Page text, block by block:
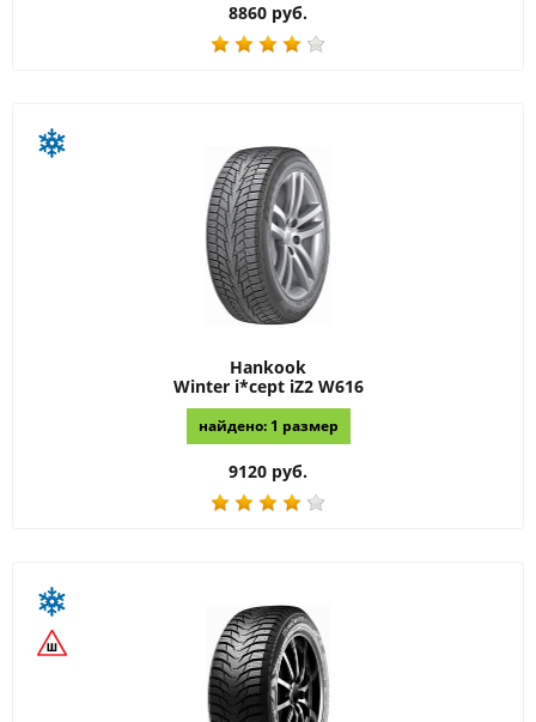
8860 руб.
Hankook
Winter i*cept iZ2 W616
найдено: 1 размер
9120 руб.